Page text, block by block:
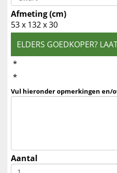
Afmeting (cm)
53 x 132 x 30
ELDERS GOEDKOPER?
*
*
Vul hieronder opmerkingen en/
Aantal